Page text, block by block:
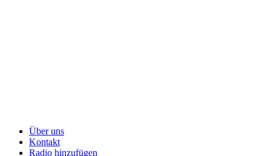
Über uns
Kontakt
Radio hinzufügen